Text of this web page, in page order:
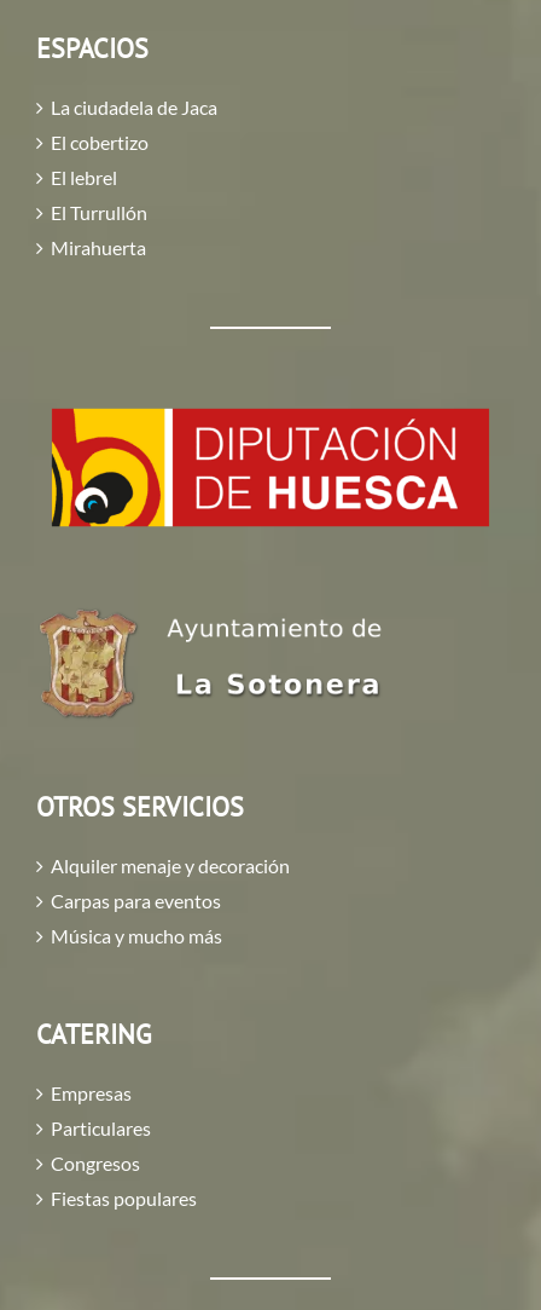
ESPACIOS
La ciudadela de Jaca
El cobertizo
El lebrel
El Turrullón
Mirahuerta
OTROS SERVICIOS
Alquiler menaje y decoración
Carpas para eventos
Música y mucho más
CATERING
Empresas
Particulares
Congresos
Fiestas populares